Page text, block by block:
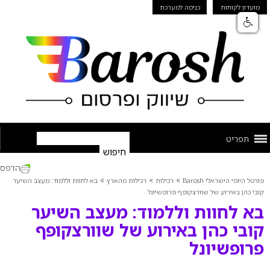
מועדון לקוחות כניסה למערכת
תפריט
פורטל היופי הישראלי Barosh » רכילות » רכילות מהארץ » בא לחוות וללמוד: מעצב השיער
קובי כהן באירוע של שוורצקופף פרופשיונל
בא לחוות וללמוד: מעצב השיער
קובי כהן באירוע של שוורצקופף
פרופשיונל
הדפס